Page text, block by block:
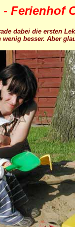
- Ferienhof
dabei die ersten
wenig besser. Aber